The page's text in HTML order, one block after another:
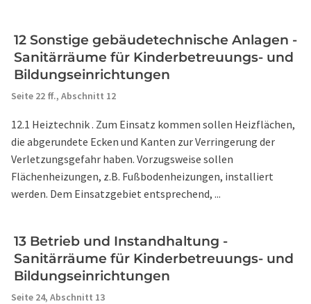
12 Sonstige gebäudetechnische Anlagen -
Sanitärräume für Kinderbetreuungs- und
Bildungseinrichtungen
Seite 22 ff., Abschnitt 12
12.1 Heiztechnik . Zum Einsatz kommen sollen Heizflächen,
die abgerundete Ecken und Kanten zur Verringerung der
Verletzungsgefahr haben. Vorzugsweise sollen
Flächenheizungen, z.B. Fußbodenheizungen, installiert
werden. Dem Einsatzgebiet entsprechend, ...
13 Betrieb und Instandhaltung -
Sanitärräume für Kinderbetreuungs- und
Bildungseinrichtungen
Seite 24, Abschnitt 13